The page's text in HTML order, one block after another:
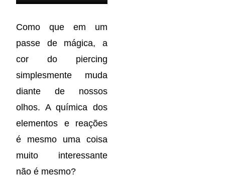
Como que em um
passe de mágica, a
cor do piercing
simplesmente muda
diante de nossos
olhos. A química dos
elementos e reações
é mesmo uma coisa
muito interessante
não é mesmo?